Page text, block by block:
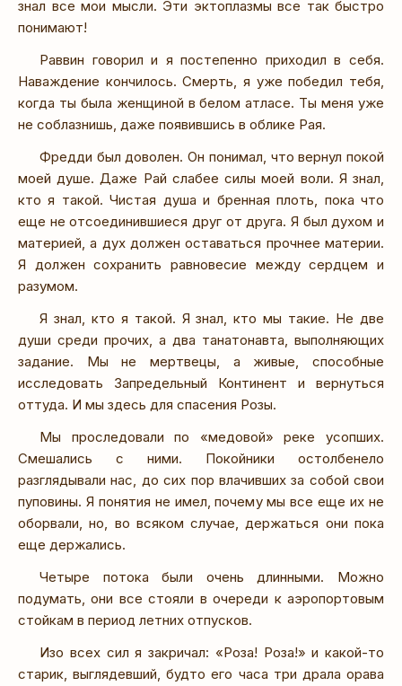
знал все мои мысли. Эти эктоплазмы все так быстро
понимают!
Раввин говорил и я постепенно приходил в себя.
Наваждение кончилось. Смерть, я уже победил тебя,
когда ты была женщиной в белом атласе. Ты меня уже
не соблазнишь, даже появившись в облике Рая.
Фредди был доволен. Он понимал, что вернул покой
моей душе. Даже Рай слабее силы моей воли. Я знал,
кто я такой. Чистая душа и бренная плоть, пока что
еще не отсоединившиеся друг от друга. Я был духом и
материей, а дух должен оставаться прочнее материи.
Я должен сохранить равновесие между сердцем и
разумом.
Я знал, кто я такой. Я знал, кто мы такие. Не две
души среди прочих, а два танатонавта, выполняющих
задание. Мы не мертвецы, а живые, способные
исследовать Запредельный Континент и вернуться
оттуда. И мы здесь для спасения Розы.
Мы проследовали по «медовой» реке усопших.
Смешались с ними. Покойники остолбенело
разглядывали нас, до сих пор влачивших за собой свои
пуповины. Я понятия не имел, почему мы все еще их не
оборвали, но, во всяком случае, держаться они пока
еще держались.
Четыре потока были очень длинными. Можно
подумать, они все стояли в очереди к аэропортовым
стойкам в период летних отпусков.
Изо всех сил я закричал: «Роза! Роза!» и какой-то
старик, выглядевший, будто его часа три драла орава